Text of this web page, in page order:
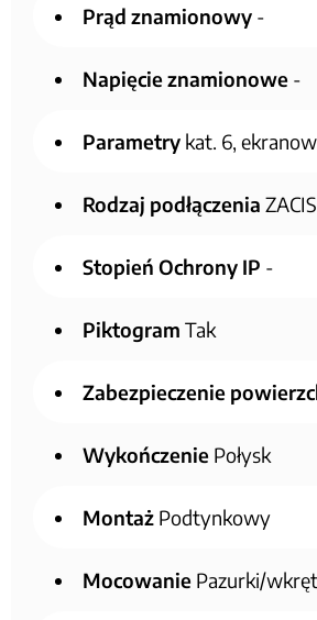
Prąd znamionowy -
Napięcie znamionowe -
Parametry kat. 6,
Rodzaj podłączenia
Stopień Ochrony IP -
Piktogram Tak
Zabezpieczenie
Wykończenie Połysk
Montaż Podtynkowy
Mocowanie Pazurki/